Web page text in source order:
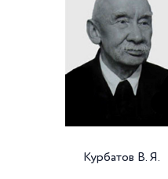
Курбатов В. Я.